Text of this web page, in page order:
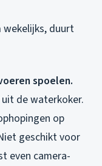
wekelijks, duurt
spoelen.
de waterkoker.
op
geschikt voor
even camera-